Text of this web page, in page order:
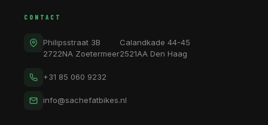
CONTACT
Philipsstraat 3B
2722NA Zoetermeer
Calandkade 44-45
2521AA Den Haag
+31 85 060 9232
info@sachefatbikes.nl